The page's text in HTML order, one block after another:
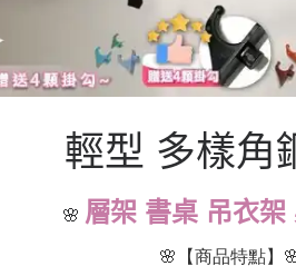
輕型 多樣角
🌸 層架 書桌 吊衣架
🌸【商品特點】